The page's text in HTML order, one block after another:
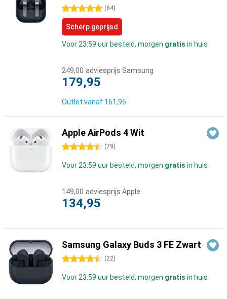
5 sterren (84)
Scherp geprijsd
Voor 23:59 uur besteld, morgen gratis in huis
249,00 adviesprijs Samsung
179,95
Outlet vanaf 161,95
Apple AirPods 4 Wit
4.5 sterren (79)
Voor 23:59 uur besteld, morgen gratis in huis
149,00 adviesprijs Apple
134,95
Samsung Galaxy Buds 3 FE Zwart
4.5 sterren (22)
Voor 23:59 uur besteld, morgen gratis in huis